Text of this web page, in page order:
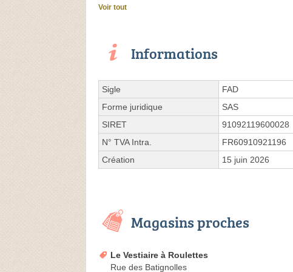
Voir tout
Informations
Sigle
FAD
Forme juridique
SAS
SIRET
91092119600028
N° TVA Intra.
FR60910921196
Création
15 juin 2026
Magasins proches
Le Vestiaire à Roulettes
Rue des Batignolles